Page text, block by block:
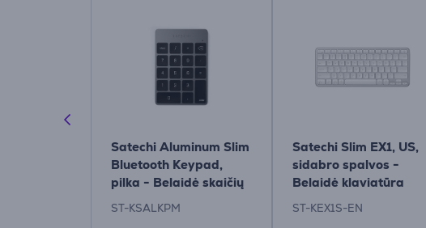
Satechi Aluminum Slim
Bluetooth Keypad,
pilka - Belaidė skaičių
klaviatūra
ST-KSALKPM
Satechi Slim EX1, US,
sidabro spalvos -
Belaidė klaviatūra
ST-KEX1S-EN